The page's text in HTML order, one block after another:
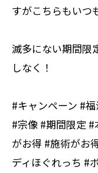
すがこちらもいつ
滅多にない期間限
しなく！
#キャンペーン #
#宗像 #期間限定
がお得 #施術がお
ディほぐれっち #